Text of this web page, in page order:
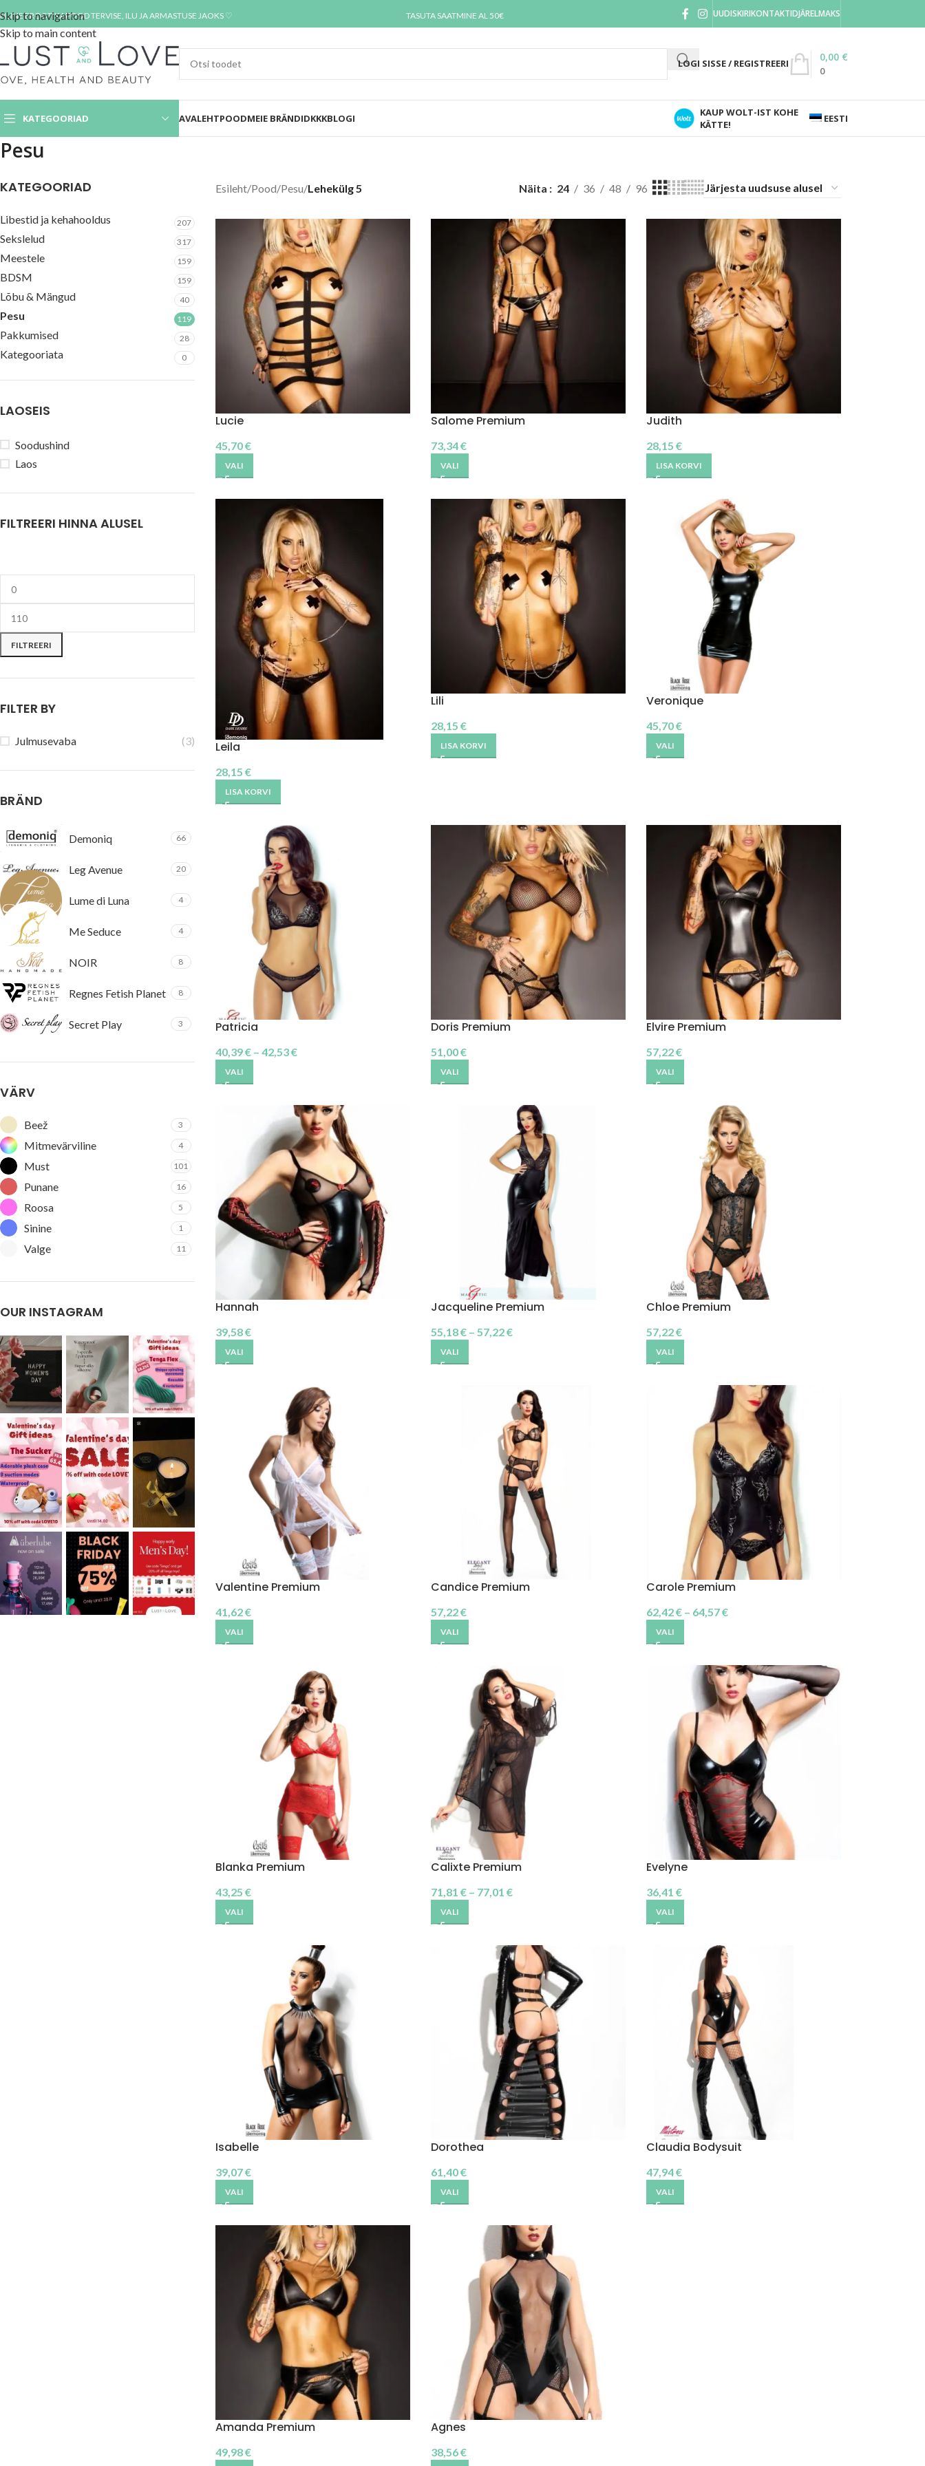
Skip to navigation
Skip to main content
EROOTIKAPOOD TERVISE, ILU JA ARMASTUSE JAOKS ♡ TASUTA SAATMINE AL 50€ UUDISKIRIKONTAKTIDJÄRELMAKS
LOGI SISSE / REGISTREERI
0
0,00 €
KATEGOORIAD AVALEHTPOODMEIE BRÄNDIDKKKBLOGI
KAUP WOLT-IST KOHE
KÄTTE!
EESTI
Pesu
KATEGOORIAD
Libestid ja kehahooldus 207
Sekslelud 317
Meestele 159
BDSM 159
Lõbu & Mängud 40
Pesu 119
Pakkumised 28
Kategooriata 0
LAOSEIS
Soodushind
Laos
FILTREERI HINNA ALUSEL
FILTREERI
FILTER BY
Julmusevaba (3)
BRÄND
Demoniq 66
Leg Avenue 20
Lume di Luna 4
Me Seduce 4
NOIR 8
Regnes Fetish Planet 8
Secret Play 3
VÄRV
Beež 3
Mitmevärviline 4
Must 101
Punane 16
Roosa 5
Sinine 1
Valge 11
OUR INSTAGRAM
Esileht/Pood/Pesu/Lehekülg 5 Näita 24 36 48 96
Lucie
45,70€
VALI
Salome Premium
73,34€
VALI
Judith
28,15 €
LISA KORVI
Leila
28,15 €
LISA KORVI
Lili
28,15 €
LISA KORVI
Veronique
45,70€
VALI
Patricia
40,39€ – 42,53€
VALI
Doris Premium
51,00€
VALI
Elvire Premium
57,22€
VALI
Hannah
39,58€
VALI
Jacqueline Premium
55,18€ – 57,22€
VALI
Chloe Premium
57,22€
VALI
Valentine Premium
41,62€
VALI
Candice Premium
57,22€
VALI
Carole Premium
62,42€ – 64,57€
VALI
Blanka Premium
43,25 €
VALI
Calixte Premium
71,81 € – 77,01 €
VALI
Evelyne
36,41 €
VALI
Isabelle
39,07€
VALI
Dorothea
61,40€
VALI
Claudia Bodysuit
47,94€
VALI
Amanda Premium
49,98€
Agnes
38,56€